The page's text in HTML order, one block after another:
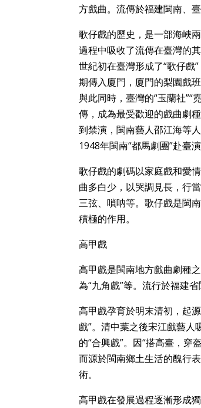
方戲曲。流傳於福建閩南、
歌仔戲的歷史，是一部海峽
過程中吸收了流傳在臺灣的
世紀初在臺灣形成了“歌仔戲
期傳入廈門，廈門的梨園戲
與此同時，臺灣的“玉蘭社
傳，成為最受歡迎的戲曲劇
到禁演，閩南藝人邵江海等
1948年閩南“都馬劇團”赴臺
歌仔戲的劇碼以家庭戲和愛
曲多白少，以哭調見長，行
三弦、嗩呐等。歌仔戲是閩
積極的作用。
高甲戲
高甲戲是閩南地方戲曲劇種
為“九角戲”等。流行於福建
高甲戲孕育於明末清初，起
戲”。清中葉之後宋江戲藝
的“合興戲”。因“搭高臺，穿
而源於閩南鄉土生活的醜行
術。
高甲戲在發展過程逐漸形成